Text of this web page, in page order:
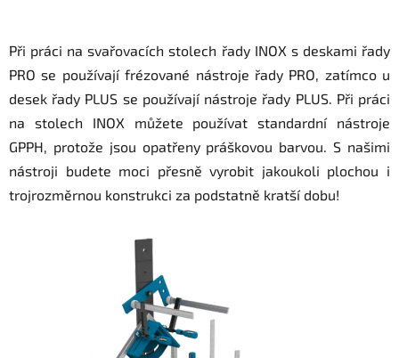
Při práci na svařovacích stolech řady INOX s deskami řady
PRO se používají frézované nástroje řady PRO, zatímco u
desek řady PLUS se používají nástroje řady PLUS. Při práci
na stolech INOX můžete používat standardní nástroje
GPPH, protože jsou opatřeny práškovou barvou. S našimi
nástroji budete moci přesně vyrobit jakoukoli plochou i
trojrozměrnou konstrukci za podstatně kratší dobu!